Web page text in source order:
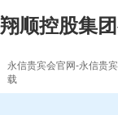
翔顺控股集
永信贵宾会官网-永信贵
载